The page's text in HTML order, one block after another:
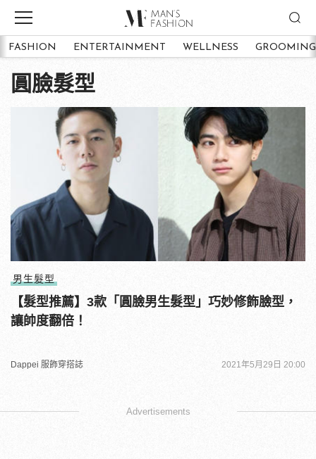
FASHION ENTERTAINMENT WELLNESS GROOMING
圓臉髮型
男生髮型
【髮型推薦】3款「圓臉男生髮型」巧妙修飾臉型，
讓帥度翻倍！
Dappei 服飾穿搭誌 2021年5月29日 20:00
Advertisements